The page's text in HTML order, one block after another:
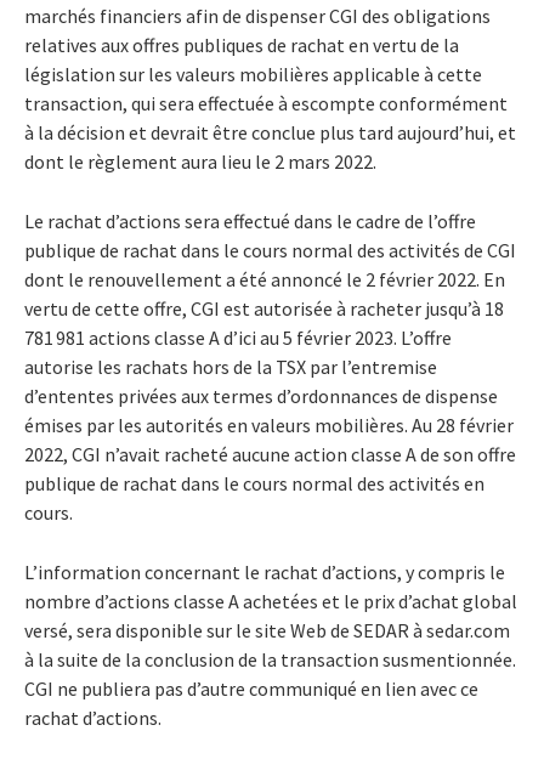
marchés financiers afin de dispenser CGI des obligations
relatives aux offres publiques de rachat en vertu de la
législation sur les valeurs mobilières applicable à cette
transaction, qui sera effectuée à escompte conformément
à la décision et devrait être conclue plus tard aujourd’hui, et
dont le règlement aura lieu le 2 mars 2022.
Le rachat d’actions sera effectué dans le cadre de l’offre
publique de rachat dans le cours normal des activités de CGI
dont le renouvellement a été annoncé le 2 février 2022. En
vertu de cette offre, CGI est autorisée à racheter jusqu’à 18
781 981 actions classe A d’ici au 5 février 2023. L’offre
autorise les rachats hors de la TSX par l’entremise
d’ententes privées aux termes d’ordonnances de dispense
émises par les autorités en valeurs mobilières. Au 28 février
2022, CGI n’avait racheté aucune action classe A de son offre
publique de rachat dans le cours normal des activités en
cours.
L’information concernant le rachat d’actions, y compris le
nombre d’actions classe A achetées et le prix d’achat global
versé, sera disponible sur le site Web de SEDAR à sedar.com
à la suite de la conclusion de la transaction susmentionnée.
CGI ne publiera pas d’autre communiqué en lien avec ce
rachat d’actions.